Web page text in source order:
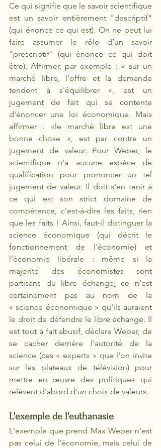
Ce qui signifie que le savoir scientifique
est un savoir entièrement "descriptif"
(qui énonce ce qui est). On ne peut lui
faire assumer le rôle d’un savoir
"prescriptif" (qui énonce ce qui doit
être). Affirmer, par exemple : « sur un
marché libre, l'offre et la demande
tendent à s'équilibrer », est un
jugement de fait qui se contente
d'énoncer une loi économique. Mais
affirmer : «le marché libre est une
bonne chose », est par contre un
jugement de valeur. Pour Weber, le
scientifique n'a aucune espèce de
qualification pour prononcer un tel
jugement de valeur. Il doit s'en tenir à
ce qui est son strict domaine de
compétence, c'est-à-dire les faits, rien
que les faits ! Ainsi, faut-il distinguer la
science économique (qui décrit le
fonctionnement de l'économie) et
l'économie libérale : même si la
majorité des économistes sont
partisans du libre échange, ce n'est
certainement pas au nom de la
« science économique » qu'ils auraient
le droit de défendre le libre échange. Il
est tout à fait abusif, déclare Weber, de
se cacher derrière l'autorité de la
science (ces « experts » que l'on invite
sur les plateaux de télévision) pour
mettre en œuvre des politiques qui
relèvent d'abord d'un choix de valeurs.
L'exemple de l'euthanasie
L'exemple que prend Max Weber n'est
pas celui de l'économie, mais celui de